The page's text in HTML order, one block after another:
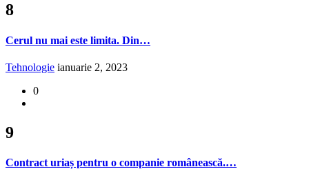
8
Cerul nu mai este limita. Din…
Tehnologie ianuarie 2, 2023
0
9
Contract uriaș pentru o companie românească.…